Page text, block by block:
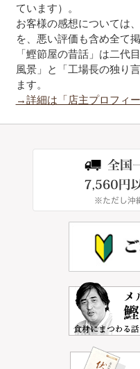
ています）。
お客様の感想については
を、悪い評価も含め全て
「鰹節屋の昔話」は二代
風景」と「工場長の独り
ます。
→詳細は「店主プロフィ